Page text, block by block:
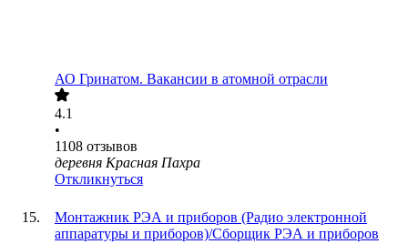
АО Гринатом. Вакансии в атомной отрасли
4.1
•
1108 отзывов
деревня Красная Пахра
Откликнуться
Монтажник РЭА и приборов (Радио электронной
аппаратуры и приборов)/Сборщик РЭА и приборов